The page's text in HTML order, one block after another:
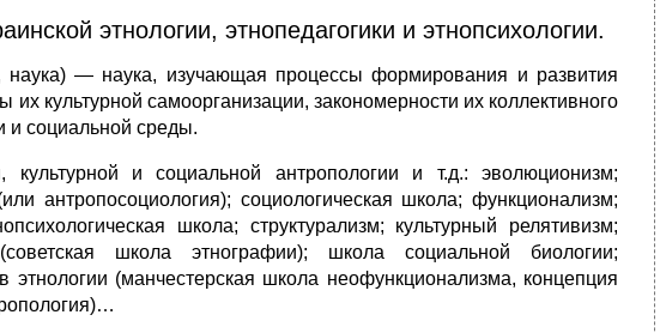
этнологии, этнопедагогики и этнопсихологии.
наука) — наука, изучающая процессы формирования и развития
культурной самоорганизации, закономерности их коллективного
и социальной среды.
и социальной антропологии и т.д.: эволюционизм;
антропосоциология); социологическая школа; функционализм;
школа; структурализм; культурный релятивизм;
школа этнографии); школа социальной биологии;
этнологии (манчестерская школа неофункционализма, концепция